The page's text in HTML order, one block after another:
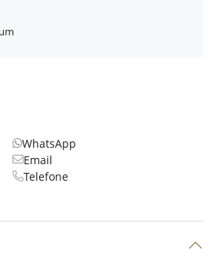
WhatsApp
Email
Telefone